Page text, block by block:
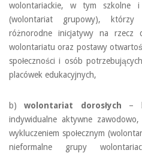
wolontariackie, w tym szkolne i
(wolontariat grupowy), którzy
różnorodne inicjatywy na rzecz
wolontariatu oraz postawy
społeczności i osób
placówek edukacyjnych,
b)wolontariat dorosłych –
indywidualne aktywne
wykluczeniem społecznym
nieformalne grupy